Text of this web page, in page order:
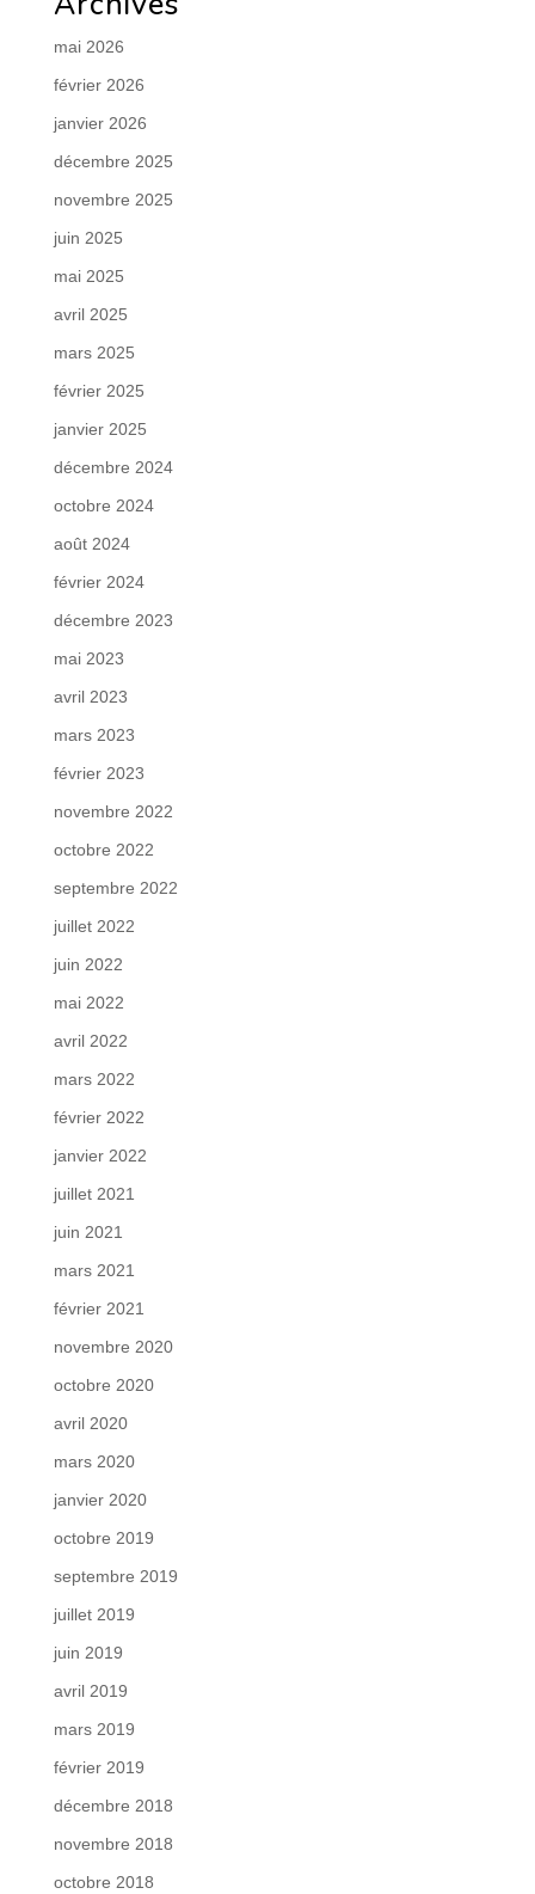
mai 2026
février 2026
janvier 2026
décembre 2025
novembre 2025
juin 2025
mai 2025
avril 2025
mars 2025
février 2025
janvier 2025
décembre 2024
octobre 2024
août 2024
février 2024
décembre 2023
mai 2023
avril 2023
mars 2023
février 2023
novembre 2022
octobre 2022
septembre 2022
juillet 2022
juin 2022
mai 2022
avril 2022
mars 2022
février 2022
janvier 2022
juillet 2021
juin 2021
mars 2021
février 2021
novembre 2020
octobre 2020
avril 2020
mars 2020
janvier 2020
octobre 2019
septembre 2019
juillet 2019
juin 2019
avril 2019
mars 2019
février 2019
décembre 2018
novembre 2018
octobre 2018